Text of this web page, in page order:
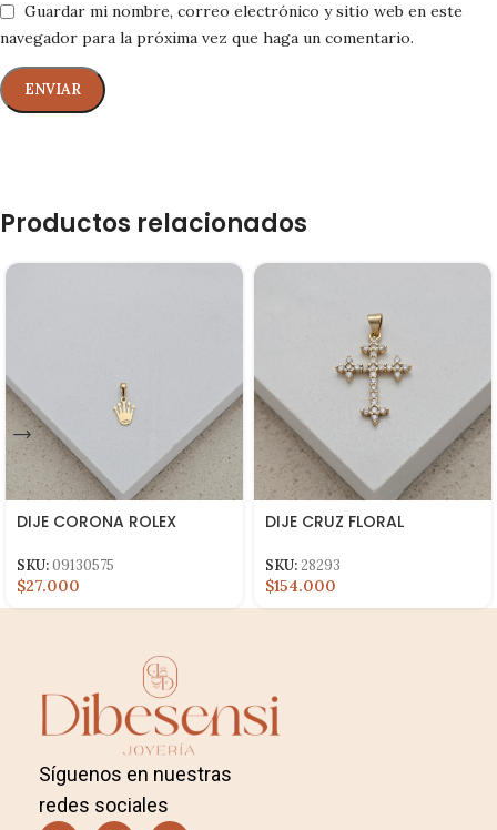
Guardar mi nombre, correo electrónico y sitio web en este
navegador para la próxima vez que haga un comentario.
Productos relacionados
DIJE CORONA ROLEX
SKU:09130575
$27.000
DIJE CRUZ FLORAL
SKU:28293
$154.000
Síguenos en nuestras
redes sociales